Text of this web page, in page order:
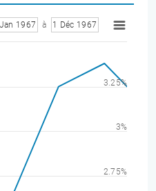
1967 à 1 Déc 1967
2.75%
3%
3.25%